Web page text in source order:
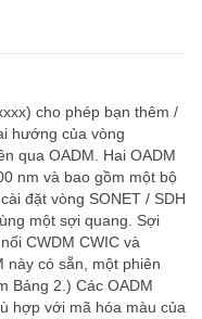
cho phép bạn thêm /
hướng của vòng
qua OADM. Hai OADM
nm và bao gồm một bộ
đặt vòng SONET / SDH
một sợi quang. Sợi
CWDM CWIC và
này có sẵn, một phiên
Bảng 2.) Các OADM
hợp với mã hóa màu của